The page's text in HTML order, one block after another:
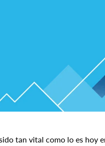
tan vital como lo es hoy